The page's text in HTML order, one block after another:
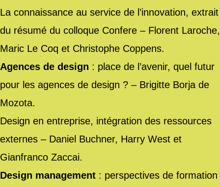
La connaissance au service de l’innovation, extrait
du résumé du colloque Confere – Florent Laroche,
Maric Le Coq et Christophe Coppens.
Agences de design : place de l’avenir, quel futur
pour les agences de design ? – Brigitte Borja de
Mozota.
Design en entreprise, intégration des ressources
externes – Daniel Buchner, Harry West et
Gianfranco Zaccai.
Design management : perspectives de formation